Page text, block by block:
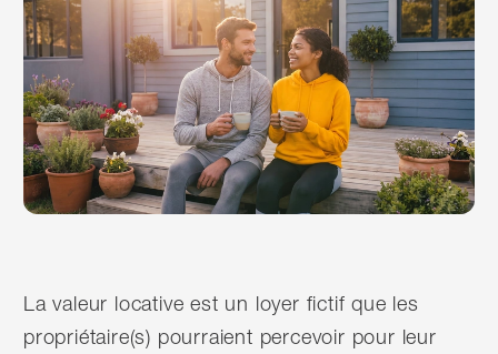
La valeur locative est un loyer fictif que les
propriétaire(s) pourraient percevoir pour leur